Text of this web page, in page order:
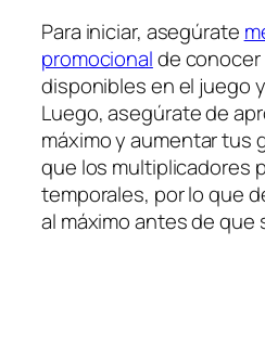
Para iniciar, asegúrate
promocionalde
disponibles en el juego
Luego, asegúrate de
máximo y aumentar tus
que los multiplicadores
temporales, por lo que
al máximo antes de que